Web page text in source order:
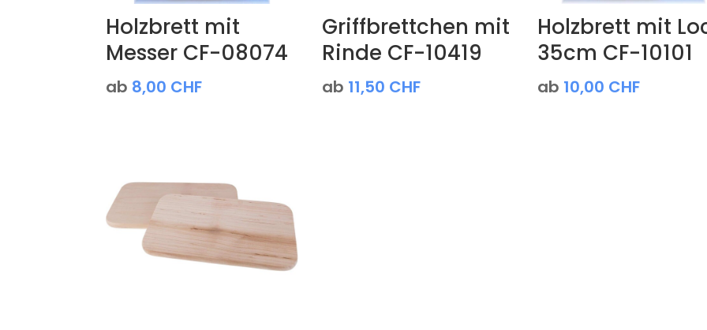
Holzbrett mit
Messer CF-08074
ab 8,00 CHF
Griffbrettchen mit
Rinde CF-10419
ab 11,50 CHF
Holzbrett mit
35cm CF-10101
ab 10,00 CHF